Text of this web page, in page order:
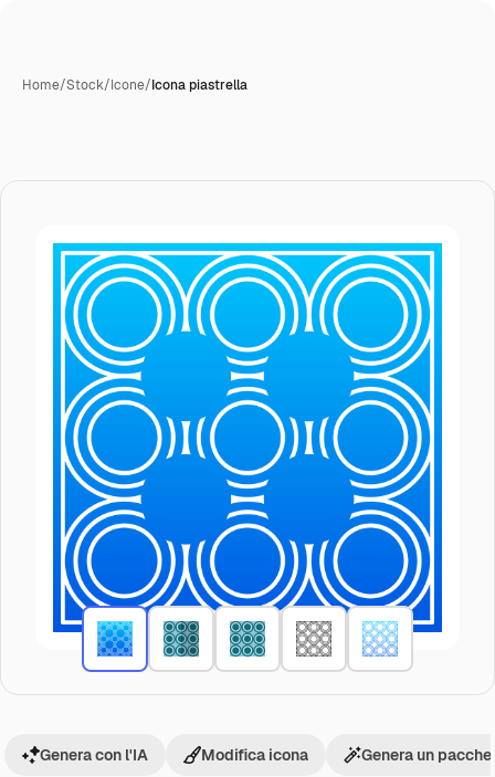
Home/Stock/Icone/Icona piastrella
Genera con l'IA Modifica icona Genera un